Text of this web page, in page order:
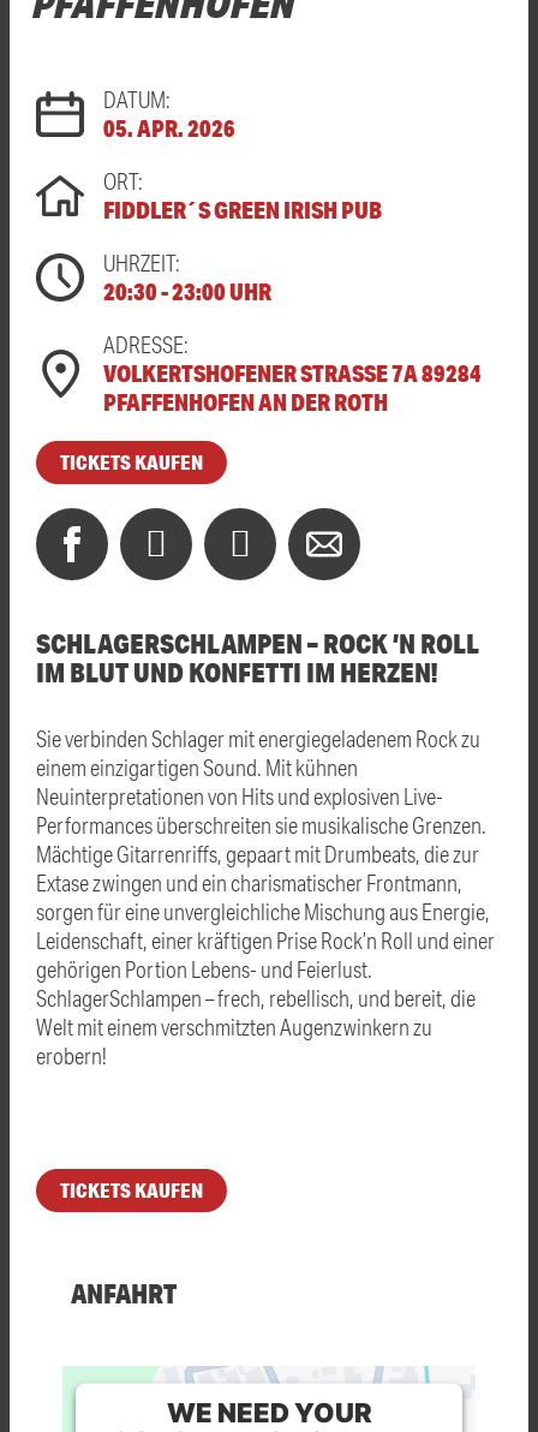
DATUM:
05. APR. 2026
ORT:
FIDDLER´S GREEN IRISH PUB
UHRZEIT:
20:30 - 23:00 UHR
ADRESSE:
VOLKERTSHOFENER STRASSE 7A 89284 P
FAFFENHOFEN AN DER ROTH
TICKETS KAUFEN
SCHLAGERSCHLAMPEN – ROCK ’N ROLL
IM BLUT UND KONFETTI IM HERZEN!
Sie verbinden Schlager mit energiegeladenem Rock zu
einem einzigartigen Sound. Mit kühnen
Neuinterpretationen von Hits und explosiven Live-
Performances überschreiten sie musikalische Grenzen.
Mächtige Gitarrenriffs, gepaart mit Drumbeats, die zur
Extase zwingen und ein charismatischer Frontmann,
sorgen für eine unvergleichliche Mischung aus Energie,
Leidenschaft, einer kräftigen Prise Rock’n Roll und einer
gehörigen Portion Lebens- und Feierlust.
SchlagerSchlampen – frech, rebellisch, und bereit, die
Welt mit einem verschmitzten Augenzwinkern zu
erobern!
TICKETS KAUFEN
ANFAHRT
WE NEED YOUR